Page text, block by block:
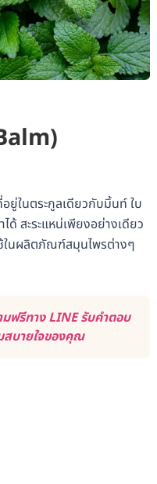
ในตระกูลเดียวกับมิ้นท์ ใบ
ด้ สะระแหน่เพียงอย่างเดียว
ในผลิตภัณฑ์สมุนไพรต่างๆ
ฟรีทาง LINE รับคำตอบ
สบายใจของคุณ